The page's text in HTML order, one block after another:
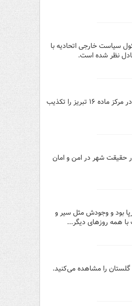
سیاست خارجی اتحادیه با
نظر شده است.
دبیر شورای هماهنگی مبارزه با مواد مخدر آذربایجان شرقی نگهداری اغتشاشگران دستگیر شده در مرکز ماده ۱۶ تبریز را تکذیب
حقیقت شهر در امن و امان
بود و وجودش مثل سیر و
همه روزهای دیگر...
را مشاهده می‌کنید.